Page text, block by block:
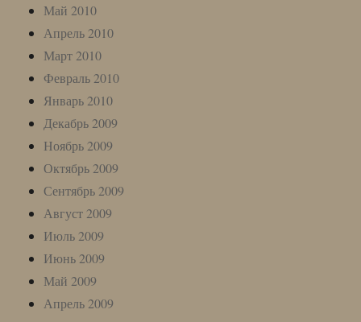
Май 2010
Апрель 2010
Март 2010
Февраль 2010
Январь 2010
Декабрь 2009
Ноябрь 2009
Октябрь 2009
Сентябрь 2009
Август 2009
Июль 2009
Июнь 2009
Май 2009
Апрель 2009